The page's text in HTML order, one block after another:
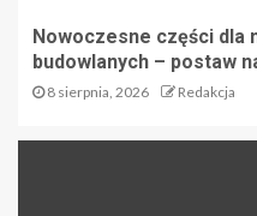
Nowoczesne części dla
budowlanych – postaw
8 sierpnia, 2026 Redakcja